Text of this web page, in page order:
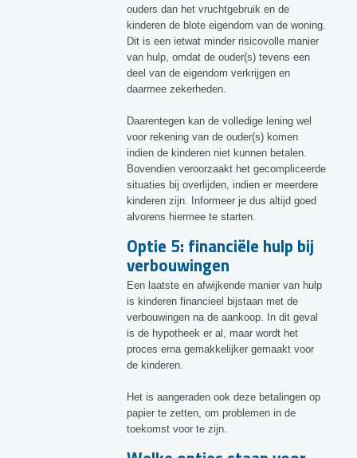
ouders dan het vruchtgebruik en de
kinderen de blote eigendom van de woning.
Dit is een ietwat minder risicovolle manier
van hulp, omdat de ouder(s) tevens een
deel van de eigendom verkrijgen en
daarmee zekerheden.
Daarentegen kan de volledige lening wel
voor rekening van de ouder(s) komen
indien de kinderen niet kunnen betalen.
Bovendien veroorzaakt het gecompliceerde
situaties bij overlijden, indien er meerdere
kinderen zijn. Informeer je dus altijd goed
alvorens hiermee te starten.
Optie 5: financiële hulp bij
verbouwingen
Een laatste en afwijkende manier van hulp
is kinderen financieel bijstaan met de
verbouwingen na de aankoop. In dit geval
is de hypotheek er al, maar wordt het
proces erna gemakkelijker gemaakt voor
de kinderen.
Het is aangeraden ook deze betalingen op
papier te zetten, om problemen in de
toekomst voor te zijn.